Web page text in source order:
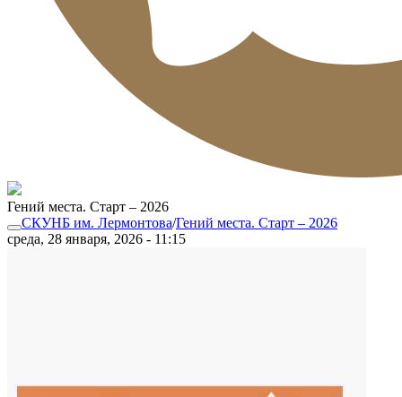
Гений места. Старт – 2026
СКУНБ им. Лермонтова/Гений места. Старт – 2026
среда, 28 января, 2026 - 11:15